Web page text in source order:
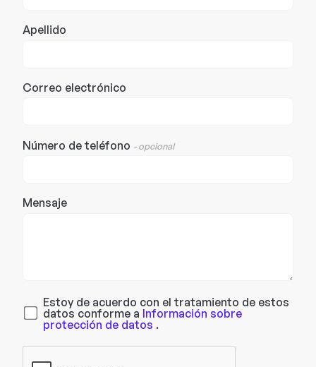
Apellido
Correo electrónico
Número de teléfono - opcional
Mensaje
Estoy de acuerdo con el tratamiento de estos
datos conforme a Información sobre
protección de datos .